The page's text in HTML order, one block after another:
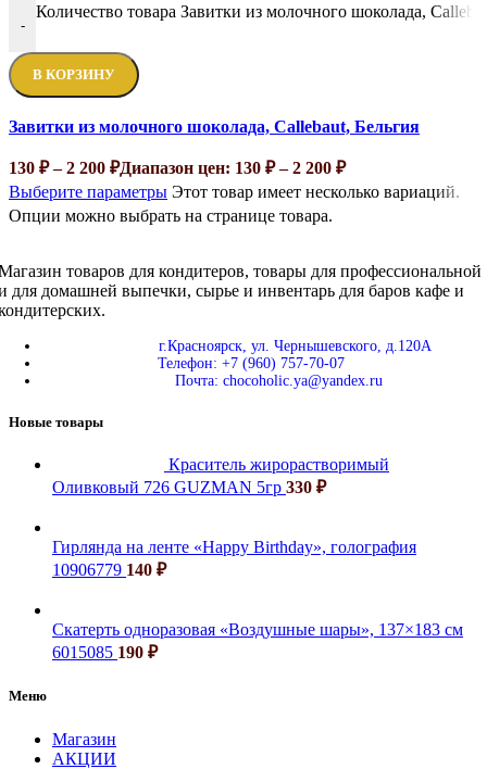
-
Количество товара Завитки из молочного шоколада,
В КОРЗИНУ
Завитки из молочного шоколада, Callebaut, Бельгия
130 ₽ – 2 200 ₽Диапазон цен: 130 ₽ – 2 200 ₽
Выберите параметры Этот товар имеет несколько вариаций.
Опции можно выбрать на странице товара.
товаров для кондитеров, товары для профессиональной
для домашней выпечки, сырье и инвентарь для баров кафе и
г.Красноярск, ул. Чернышевского, д.120А
Телефон: +7 (960) 757-70-07
Почта: chocoholic.ya@yandex.ru
Новые товары
Краситель жирорастворимый
Оливковый 726 GUZMAN 5гр 330 ₽
Гирлянда на ленте «Happy Birthday», голография
10906779 140 ₽
Скатерть одноразовая «Воздушные шары», 137×183 см
6015085 190 ₽
Меню
Магазин
АКЦИИ